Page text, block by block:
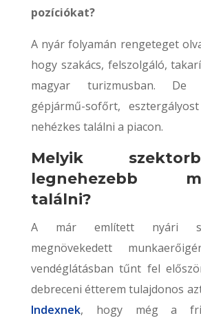
pozíciókat?
A nyár folyamán rengeteget
hogy szakács, felszolgáló,
magyar turizmusban. De
gépjármű-sofőrt,
nehézkes találni a piacon.
Melyik
legnehezebb
találni?
A már említett nyári
megnövekedett
vendéglátásban tűnt fel
debreceni étterem tulajdonos
Indexnek, hogy még a